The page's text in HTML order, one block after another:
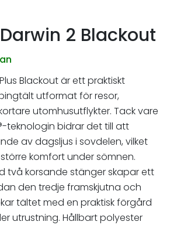
2 Blackout
Blackout är ett praktiskt
utformat för resor,
utomhusutflykter. Tack vare
teknologin bidrar det till att
av dagsljus i sovdelen, vilket
komfort under sömnen.
två korsande stänger skapar ett
den tredje framskjutna och
tältet med en praktisk förgård
utrustning. Hållbart polyester